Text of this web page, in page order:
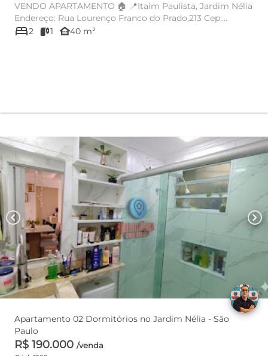
VENDO APARTAMENTO 🏠 📍Itaim Paulista, Jardim Nélia
Endereço: Rua Lourenço Franco do Prado,213 Cep:
08142230 41,27m2...
bed2 1 other_houses40 m²
chevron_left chevron_right
Apartamento 02 Dormitórios no Jardim Nélia - São
Paulo
R$ 190.000 /venda